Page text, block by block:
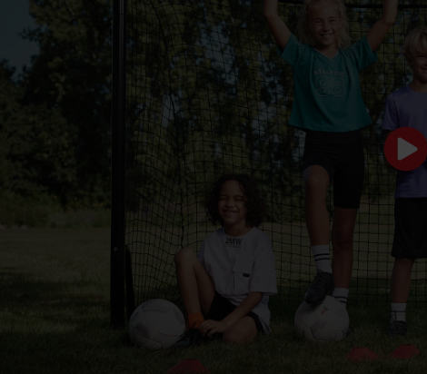
met zijn eigentijdse looks
geschikt voor iedere tuin.
Door het unieke frame is
opgespannen. Zo kun je de
EENVOUDIG TE
MONTEREN
Montage heb je in een
handomdraai gedaan. Je
schroeft het frame in
elkaar, om vervolgens het
net strak vast te zetten.
Met de spiraalankers zet
je het doel nog even stevig
vast in de grond en je kunt